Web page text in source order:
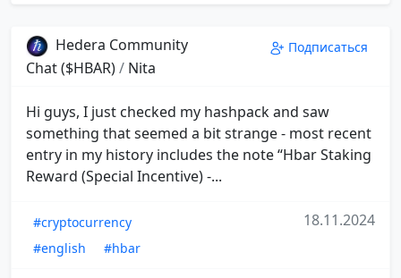
Hedera Community
Chat ($HBAR)/ Nita
Подписаться
Hi guys, I just checked my hashpack and saw
something that seemed a bit strange - most recent
entry in my history includes the note “Hbar Staking
Reward (Special Incentive) -...
#cryptocurrency
#english
#hbar
18.11.2024